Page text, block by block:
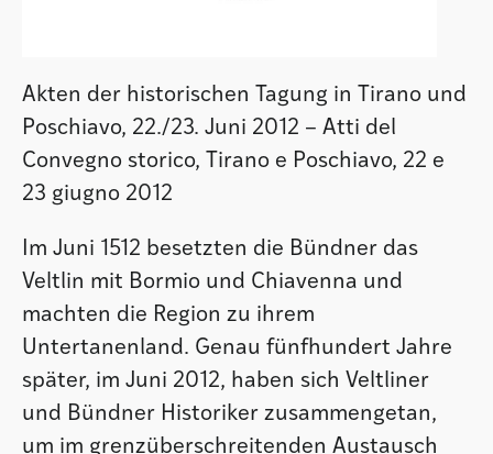
Akten der historischen Tagung in Tirano und
Poschiavo, 22./23. Juni 2012 – Atti del
Convegno storico, Tirano e Poschiavo, 22 e
23 giugno 2012
Im Juni 1512 besetzten die Bündner das
Veltlin mit Bormio und Chiavenna und
machten die Region zu ihrem
Untertanenland. Genau fünfhundert Jahre
später, im Juni 2012, haben sich Veltliner
und Bündner Historiker zusammengetan,
um im grenzüberschreitenden Austausch